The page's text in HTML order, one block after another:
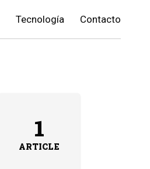
Tecnología Contacto
1
ARTICLE